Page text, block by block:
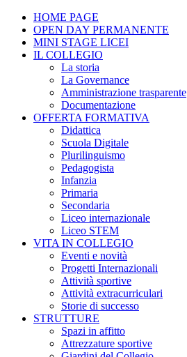
HOME PAGE
OPEN DAY PERMANENTE
MINI STAGE LICEI
IL COLLEGIO
La storia
La Governance
Amministrazione trasparente
Documentazione
OFFERTA FORMATIVA
Didattica
Scuola Digitale
Plurilinguismo
Pedagogista
Infanzia
Primaria
Secondaria
Liceo internazionale
Liceo STEM
VITA IN COLLEGIO
Eventi e novità
Progetti Internazionali
Attività sportive
Attività extracurriculari
Storie di successo
STRUTTURE
Spazi in affitto
Attrezzature sportive